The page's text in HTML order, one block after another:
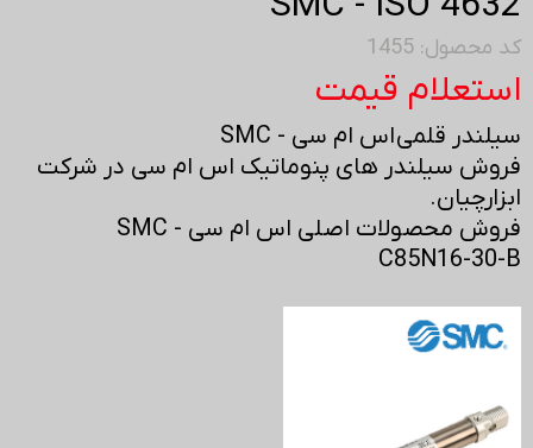
کد محصول: 1455
استعلام قیمت
سیلندر قلمی اس ام سی - SMC
فروش سیلندر های پنوماتیک اس ام سی در شرکت
ابزارچیان.
فروش محصولات اصلی اس ام سی - SMC
C85N16-30-B